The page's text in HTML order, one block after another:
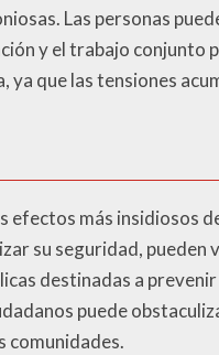
Las personas
y el trabajo conjunto
que las tensiones
efectos más insidiosos
su seguridad, pueden
destinadas a
puede
comunidades.